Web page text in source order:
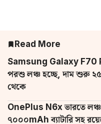
Read More
Samsung Galaxy F70
পরশু লঞ্চ হচ্ছে, দাম শুরু
থেকে
OnePlus N6x ভারতে
৭০০০mAh ব্যাটারি সহ